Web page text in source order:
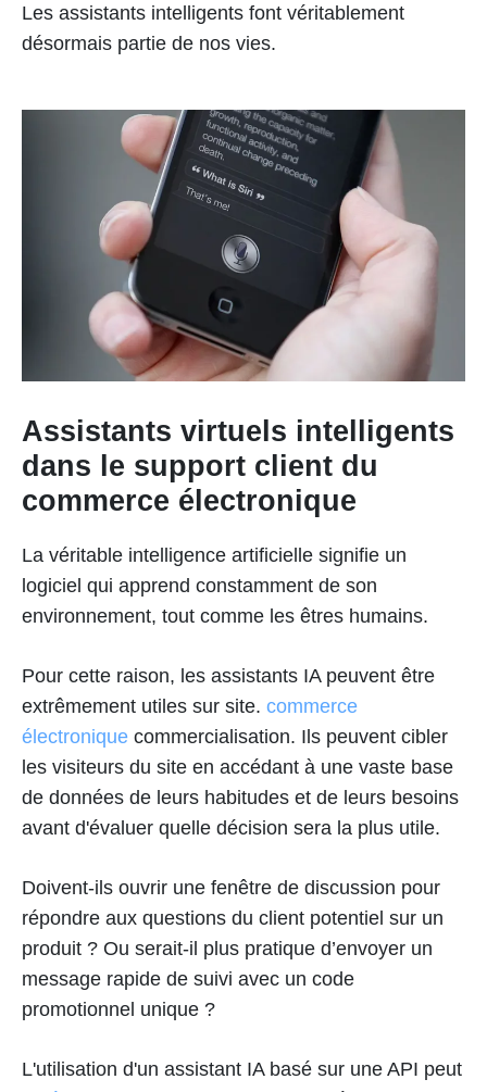
Les assistants intelligents font véritablement
désormais partie de nos vies.
Assistants virtuels intelligents
dans le support client du
commerce électronique
La véritable intelligence artificielle signifie un
logiciel qui apprend constamment de son
environnement, tout comme les êtres humains.
Pour cette raison, les assistants IA peuvent être
extrêmement utiles sur site. commerce
électronique commercialisation. Ils peuvent cibler
les visiteurs du site en accédant à une vaste base
de données de leurs habitudes et de leurs besoins
avant d'évaluer quelle décision sera la plus utile.
Doivent-ils ouvrir une fenêtre de discussion pour
répondre aux questions du client potentiel sur un
produit ? Ou serait-il plus pratique d’envoyer un
message rapide de suivi avec un code
promotionnel unique ?
L'utilisation d'un assistant IA basé sur une API peut